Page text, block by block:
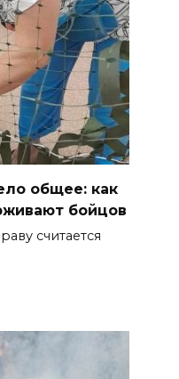
общее: как
бойцов
считается